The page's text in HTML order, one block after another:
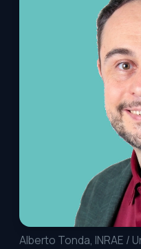
Alberto Tonda, INRAE /